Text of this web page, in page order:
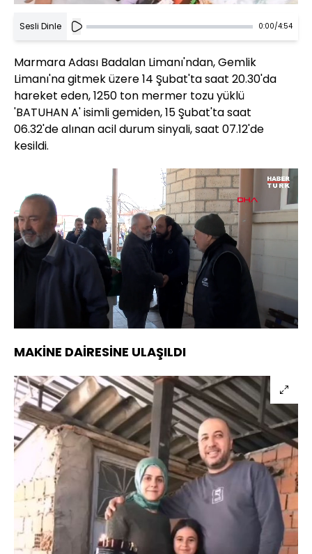
Sesli Dinle 0:00/4:54
Marmara Adası Badalan Limanı'ndan, Gemlik
Limanı'na gitmek üzere 14 Şubat'ta saat 20.30'da
hareket eden, 1250 ton mermer tozu yüklü
'BATUHAN A' isimli gemiden, 15 Şubat'ta saat
06.32'de alınan acil durum sinyali, saat 07.12'de
kesildi.
Aç
Oynatma
Hızı
MAKİNE DAİRESİNE ULAŞILDI